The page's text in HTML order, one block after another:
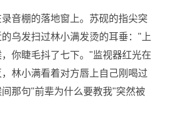
音棚的落地窗上。苏砚的指尖突
乌发扫过林小满发烫的耳垂："上
你睫毛抖了七下。"监视器红光在
林小满看着对方唇上自己刚喝过
那句"前辈为什么要教我"突然被